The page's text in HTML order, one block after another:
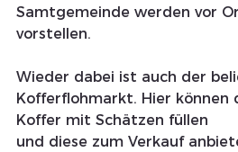
Samtgemeinde werden vor
vorstellen.
Wieder dabei ist auch der
Kofferflohmarkt. Hier können
Koffer mit Schätzen füllen
und diese zum Verkauf